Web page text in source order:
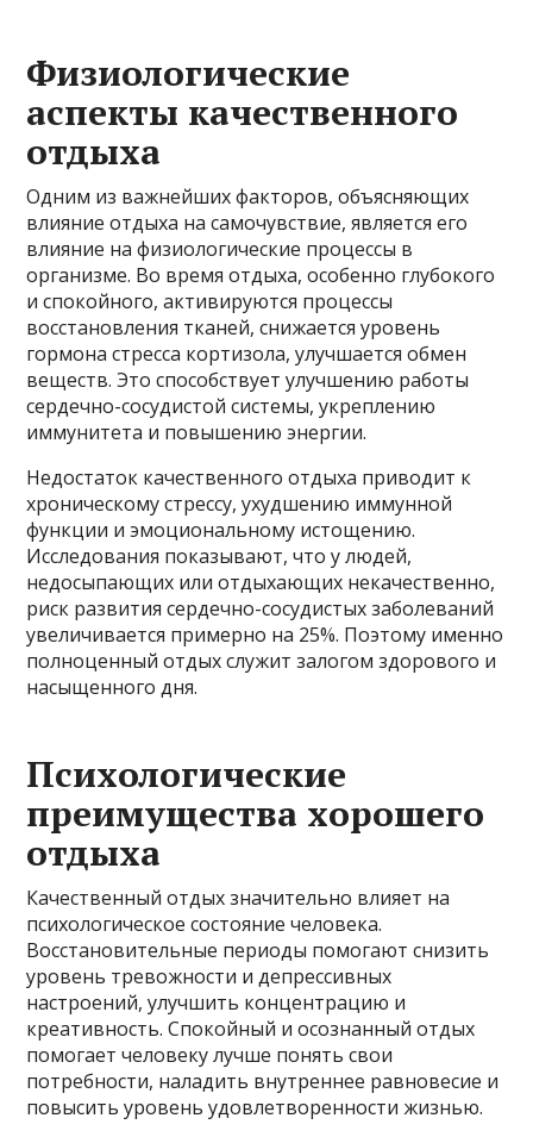
Физиологические
аспекты качественного
отдыха
Одним из важнейших факторов, объясняющих
влияние отдыха на самочувствие, является его
влияние на физиологические процессы в
организме. Во время отдыха, особенно глубокого
и спокойного, активируются процессы
восстановления тканей, снижается уровень
гормона стресса кортизола, улучшается обмен
веществ. Это способствует улучшению работы
сердечно-сосудистой системы, укреплению
иммунитета и повышению энергии.
Недостаток качественного отдыха приводит к
хроническому стрессу, ухудшению иммунной
функции и эмоциональному истощению.
Исследования показывают, что у людей,
недосыпающих или отдыхающих некачественно,
риск развития сердечно-сосудистых заболеваний
увеличивается примерно на 25%. Поэтому именно
полноценный отдых служит залогом здорового и
насыщенного дня.
Психологические
преимущества хорошего
отдыха
Качественный отдых значительно влияет на
психологическое состояние человека.
Восстановительные периоды помогают снизить
уровень тревожности и депрессивных
настроений, улучшить концентрацию и
креативность. Спокойный и осознанный отдых
помогает человеку лучше понять свои
потребности, наладить внутреннее равновесие и
повысить уровень удовлетворенности жизнью.